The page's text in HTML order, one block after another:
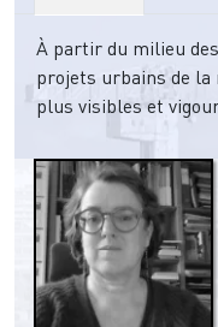
À partir du milieu
projets urbains de la
plus visibles et